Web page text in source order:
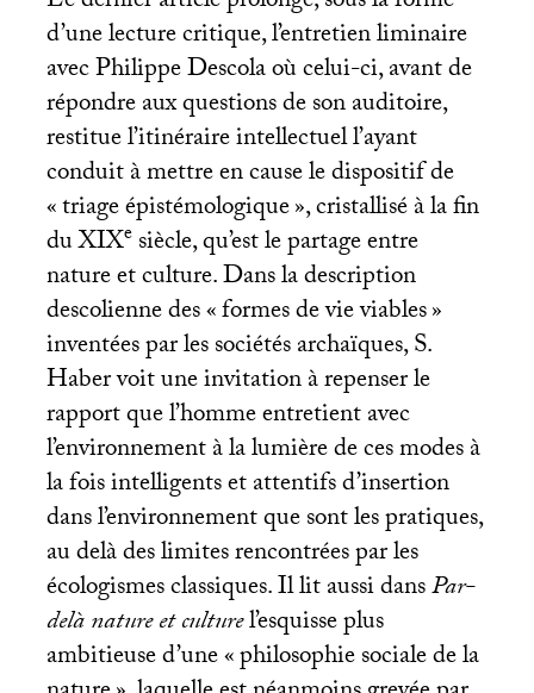
d’une lecture critique, l’entretien liminaire
avec Philippe Descola où celui-ci, avant de
répondre aux questions de son auditoire,
restitue l’itinéraire intellectuel l’ayant
conduit à mettre en cause le dispositif de
«triage épistémologique», cristallisé à la fin
duXIXesiècle, qu’est le partage entre
nature et culture. Dans la description
descolienne des «formes de vie viables»
inventées par les sociétés archaïques, S.
Haber voit une invitation à repenser le
rapport que l’homme entretient avec
l’environnement à la lumière de ces modes à
la fois intelligents et attentifs d’insertion
dans l’environnement que sont les pratiques,
au delà des limites rencontrées par les
écologismes classiques. Il lit aussi dansPar-
delà nature et culturel’esquisse plus
ambitieuse d’une «philosophie sociale de la